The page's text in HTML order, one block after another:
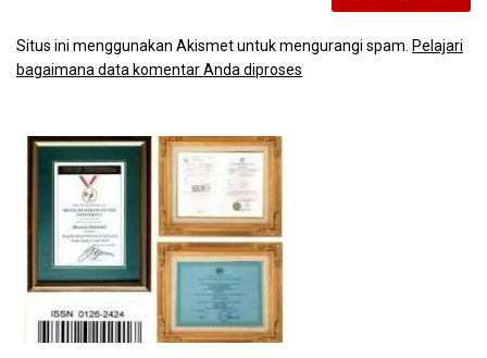
Situs ini menggunakan Akismet untuk mengurangi spam. Pelajari
bagaimana data komentar Anda diproses